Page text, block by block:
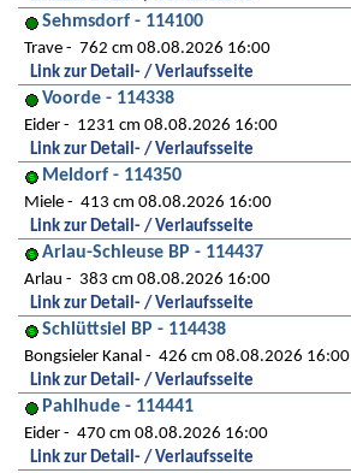
Sehmsdorf - 114100
Trave
762 cm 08.08.2026 16:00
Link zur Detail- / Verlaufsseite
Voorde - 114338
Eider
1231 cm 08.08.2026 16:00
Link zur Detail- / Verlaufsseite
Meldorf - 114350
Miele
413 cm 08.08.2026 16:00
Link zur Detail- / Verlaufsseite
Arlau-Schleuse BP - 114437
Arlau
383 cm 08.08.2026 16:00
Link zur Detail- / Verlaufsseite
Schlüttsiel BP - 114438
Bongsieler Kanal
426 cm 08.08.2026 16:00
Link zur Detail- / Verlaufsseite
Pahlhude - 114441
Eider
470 cm 08.08.2026 16:00
Link zur Detail- / Verlaufsseite